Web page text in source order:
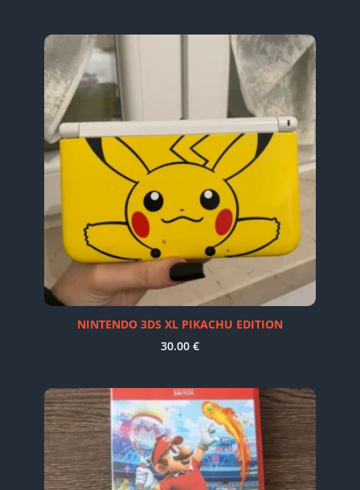
NINTENDO 3DS XL PIKACHU EDITION
30.00 €